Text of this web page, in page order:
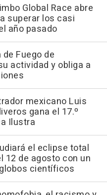
Global Race abre
superar los casi
año pasado
Fuego de
actividad y obliga a
mexicano Luis
gana el 17.º
Ilustra
el eclipse total
12 de agosto con un
científicos